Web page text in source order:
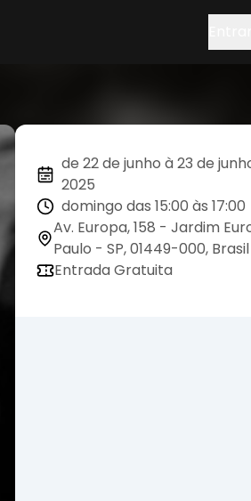
de 22 de junho à 23 de
2025
domingo das 15:00 às 17:00
Av. Europa, 158 - Jardim
Paulo - SP, 01449-000, Brasil
Entrada Gratuita